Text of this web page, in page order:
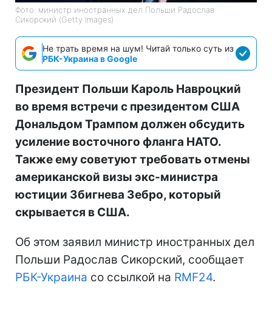
Фото: министр иностранных дел Польши Радослав
Сикорский (Getty Images)
Не трать время на шум! Читай только суть из
РБК-Украина в Google
Президент Польши Кароль Навроцкий
во время встречи с президентом США
Дональдом Трампом должен обсудить
усиление восточного фланга НАТО.
Также ему советуют требовать отмены
американской визы экс-министра
юстиции Збигнева Зебро, который
скрывается в США.
Об этом заявил министр иностранных дел
Польши Радослав Сикорский, сообщает
РБК-Украина со ссылкой на RMF24.